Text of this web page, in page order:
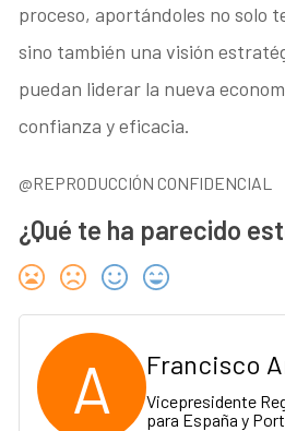
proceso, aportándoles no solo
sino también una visión
puedan liderar la nueva
confianza y eficacia.
@REPRODUCCIÓN CONFIDENCIAL
¿Qué te ha parecido
A Francisco
Vicepresidente
para España y